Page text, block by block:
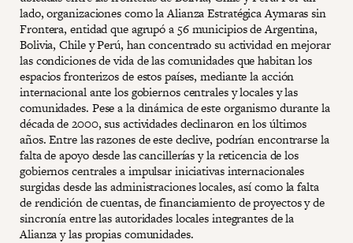
lado, organizaciones como la Alianza Estratégica Aymaras sin
Frontera, entidad que agrupó a 56 municipios de Argentina,
Bolivia, Chile y Perú, han concentrado su actividad en mejorar
las condiciones de vida de las comunidades que habitan los
espacios fronterizos de estos países, mediante la acción
internacional ante los gobiernos centrales y locales y las
comunidades. Pese a la dinámica de este organismo durante la
década de 2000, sus actividades declinaron en los últimos
años. Entre las razones de este declive, podrían encontrarse la
falta de apoyo desde las cancillerías y la reticencia de los
gobiernos centrales a impulsar iniciativas internacionales
surgidas desde las administraciones locales, así como la falta
de rendición de cuentas, de financiamiento de proyectos y de
sincronía entre las autoridades locales integrantes de la
Alianza y las propias comunidades.